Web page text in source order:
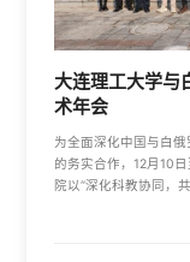
大连理工大学与
术年会
为全面深化中国与白
的务实合作，12月10
院以“深化科教协同，